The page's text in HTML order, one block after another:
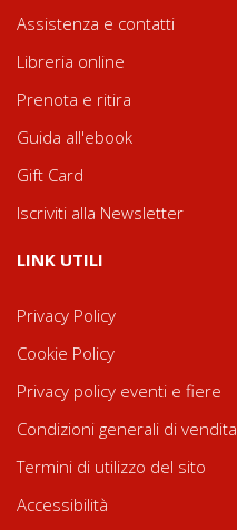
Assistenza e contatti
Libreria online
Prenota e ritira
Guida all'ebook
Gift Card
Iscriviti alla Newsletter
LINK UTILI
Privacy Policy
Cookie Policy
Privacy policy eventi e fiere
Condizioni generali di vendita
Termini di utilizzo del sito
Accessibilità